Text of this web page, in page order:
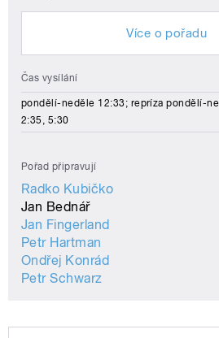
Více o pořadu
Čas vysílání
pondělí-neděle 12:33; repríza pondělí-
2:35, 5:30
Pořad připravují
Radko Kubičko
Jan Bednář
Jan Fingerland
Petr Hartman
Ondřej Konrád
Petr Schwarz